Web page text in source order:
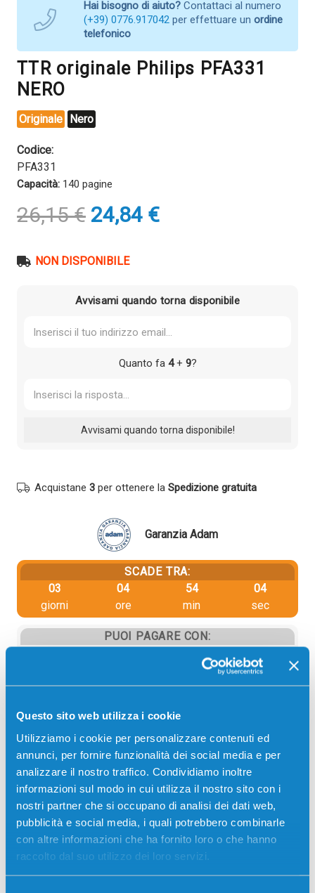
Questo sito web utilizza i cookie
Utilizziamo i cookie per personalizzare contenuti ed
annunci, per fornire funzionalità dei social media e per
analizzare il nostro traffico. Condividiamo inoltre
informazioni sul modo in cui utilizza il nostro sito con i
nostri partner che si occupano di analisi dei dati web,
pubblicità e social media, i quali potrebbero combinarle
con altre informazioni che ha fornito loro o che hanno
raccolto dal suo utilizzo dei loro servizi.
Hai bisogno di aiuto? Contattaci al numero
(+39) 0776.917042 per effettuare un ordine
telefonico
TTR originale Philips PFA331
NERO
Originale Nero
Codice:
PFA331
Capacità: 140 pagine
26,15€ Il
prezzo
era:
24,84 €Il
prezzo
NON DISPONIBILE
Avvisami quando torna disponibile
Quanto fa 4+ 9?
Acquistane 3 per ottenere la Spedizione gratuita
Garanzia Adam
SCADE TRA:
03
giorni
04
ore
54
min
03
sec
PUOI PAGARE CON:
Descrizione
TTR originale Philips PFA331 NERO 140 pagine per
Stampanti: Philips MAGIC 3